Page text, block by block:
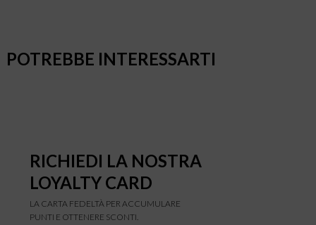
POTREBBE INTERESSARTI
RICHIEDI LA NOSTRA
LOYALTY CARD
LA CARTA FEDELTÀ PER ACCUMULARE
PUNTI E OTTENERE SCONTI.